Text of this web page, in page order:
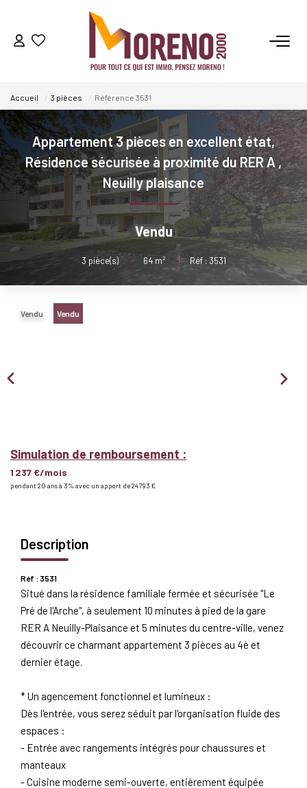
VENTES
LOCATIONS
GESTION
ESTIMATION
NOS AGENCES
Qui Sommes-Nous ?
Accueil 3 pièces Référence 3531
Appartement 3 pièces en excellent état,
Résidence sécurisée à proximité du RER A,
Neuilly plaisance
Vendu
3 pièce(s) • 64m² • Réf : 3531
Vendu Vendu
Simulation de remboursement :
1 237 €/mois
pendant 20 ans à 3% avec un apport de 24 793 €
Description
Réf : 3531
Situé dans la résidence familiale fermée et sécurisée "Le
Pré de l'Arche", à seulement 10 minutes à pied de la gare
RER A Neuilly-Plaisance et 5 minutes du centre-ville, venez
découvrir ce charmant appartement 3 pièces au 4è et
dernier étage.
* Un agencement fonctionnel et lumineux :
Dès l'entrée, vous serez séduit par l'organisation fluide des
espaces :
- Entrée avec rangements intégrés pour chaussures et
manteaux
- Cuisine moderne semi-ouverte, entièrement équipée